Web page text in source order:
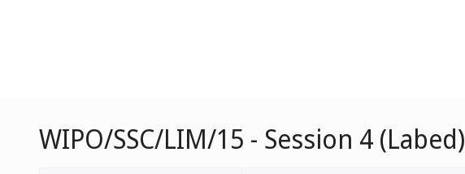
WIPO/SSC/LIM/15 - Session 4 (Labed)